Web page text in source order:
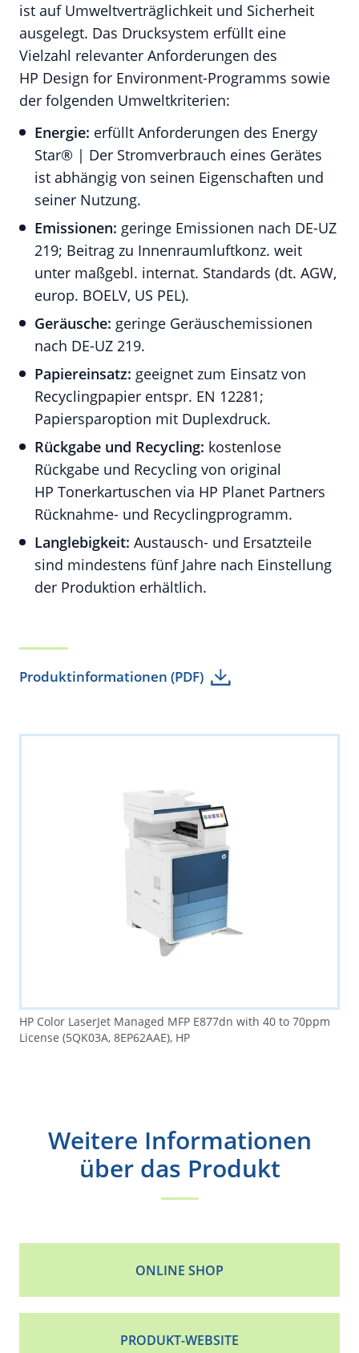
ist auf Umweltverträglichkeit und Sicherheit
ausgelegt. Das Drucksystem erfüllt eine
Vielzahl relevanter Anforderungen des
HP Design for Environment-Programms sowie
der folgenden Umweltkriterien:
Energie: erfüllt Anforderungen des Energy
Star® | Der Stromverbrauch eines Gerätes
ist abhängig von seinen Eigenschaften und
seiner Nutzung.
Emissionen: geringe Emissionen nach DE-UZ
219; Beitrag zu Innenraumluftkonz. weit
unter maßgebl. internat. Standards (dt. AGW,
europ. BOELV, US PEL).
Geräusche: geringe Geräuschemissionen
nach DE-UZ 219.
Papiereinsatz: geeignet zum Einsatz von
Recyclingpapier entspr. EN 12281;
Papiersparoption mit Duplexdruck.
Rückgabe und Recycling: kostenlose
Rückgabe und Recycling von original
HP Tonerkartuschen via HP Planet Partners
Rücknahme- und Recyclingprogramm.
Langlebigkeit: Austausch- und Ersatzteile
sind mindestens fünf Jahre nach Einstellung
der Produktion erhältlich.
Produktinformationen (PDF)
HP Color LaserJet Managed MFP E877dn with 40 to 70ppm
License (5QK03A, 8EP62AAE), HP
Weitere Informationen
über das Produkt
ONLINE SHOP
PRODUKT-WEBSITE